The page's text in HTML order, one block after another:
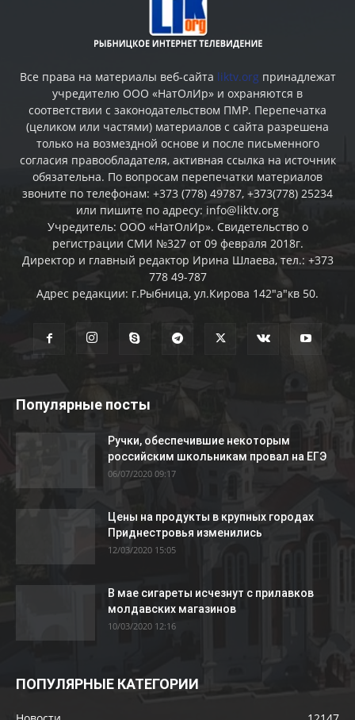
Все права на материалы веб-сайта liktv.org принадлежат
учредителю ООО «НатОлИр» и охраняются в
соответствии с законодательством ПМР. Перепечатка
(целиком или частями) материалов c сайта разрешена
только на возмездной основе и после письменного
согласия правообладателя, активная ссылка на источник
обязательна. По вопросам перепечатки материалов
звоните по телефонам: +373 (778) 49787, +373(778) 25234
или пишите по адресу: info@liktv.org
Учредитель: ООО «НатОлИр». Свидетельство о
регистрации СМИ №327 от 09 февраля 2018г.
Директор и главный редактор Ирина Шлаева, тел.: +373
778 49-787
Адрес редакции: г.Рыбница, ул.Кирова 142"а"кв 50.
Популярные посты
Ручки, обеспечившие некоторым
российским школьникам провал на ЕГЭ
06/07/2020 09:17
Цены на продукты в крупных городах
Приднестровья изменились
12/03/2020 15:05
В мае сигареты исчезнут с прилавков
молдавских магазинов
10/03/2020 12:16
ПОПУЛЯРНЫЕ КАТЕГОРИИ